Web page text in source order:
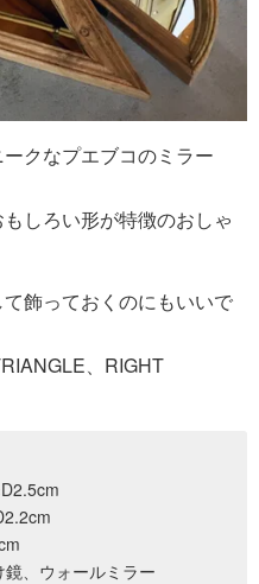
クなプエブコのミラー
しろい形が特徴のおしゃ
飾っておくのにもいいで
、RIGHT
、ウォールミラー